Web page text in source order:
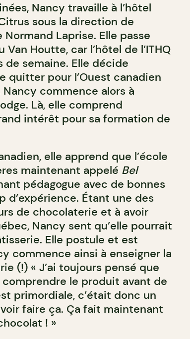
Nancy travaille à l’hôtel
sous la direction de
Laprise. Elle passe
Houtte, car l’hôtel de l’ITHQ
semaine. Elle décide
quitter pour l’Ouest canadien
Nancy commence alors à
Là, elle comprend
intérêt pour sa formation de
elle apprend que l’école
maintenant appelé Bel
pédagogue avec de bonnes
d’expérience. Étant une des
de chocolaterie et à avoir
Nancy sent qu’elle pourrait
Elle postule et est
commence ainsi à enseigner la
(!) « J’ai toujours pensé que
le produit avant de
primordiale, c’était donc un
faire ça. Ça fait maintenant
! »